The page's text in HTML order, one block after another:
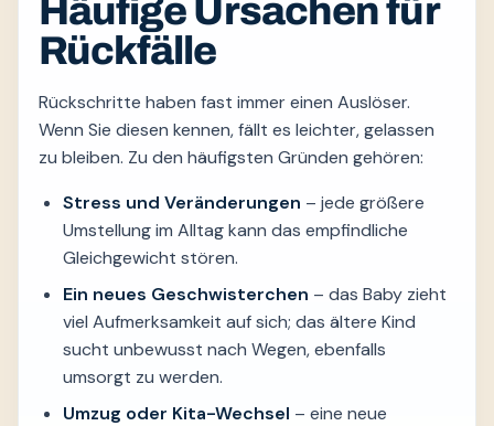
Häufige Ursachen für
Rückfälle
Rückschritte haben fast immer einen Auslöser.
Wenn Sie diesen kennen, fällt es leichter, gelassen
zu bleiben. Zu den häufigsten Gründen gehören:
Stress und Veränderungen – jede größere
Umstellung im Alltag kann das empfindliche
Gleichgewicht stören.
Ein neues Geschwisterchen – das Baby zieht
viel Aufmerksamkeit auf sich; das ältere Kind
sucht unbewusst nach Wegen, ebenfalls
umsorgt zu werden.
Umzug oder Kita-Wechsel – eine neue